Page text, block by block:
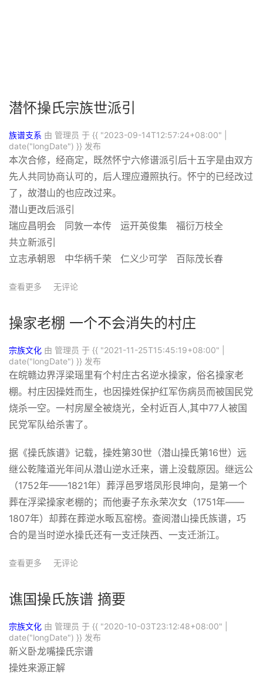
潜怀操氏宗族世派引
族谱支系 由 管理员 于 {{ "2023-09-14T12:57:24+08:00" |
date("longDate") }} 发布
本次合修，经商定，既然怀宁六修谱派引后十五字是由双方
先人共同协商认可的，后人理应遵照执行。怀宁的已经改过
了，故潜山的也应改过来。
潜山更改后派引
瑞应昌明会 同敦一本传 运开英俊集 福衍万枝全
共立新派引
立志承朝恩 中华柄千荣 仁义少可学 百际茂长春
查看更多 无评论
操家老棚 一个不会消失的村庄
宗族文化 由 管理员 于 {{ "2021-11-25T15:45:19+08:00" |
date("longDate") }} 发布
在皖赣边界浮梁瑶里有个村庄古名逆水操家，俗名操家老
棚。村庄因操姓而生，也因操姓保护红军伤病员而被国民党
烧杀一空。一村房屋全被烧光，全村近百人,其中77人被国
民党军队给杀害了。
据《操氏族谱》记载，操姓第30世（潜山操氏第16世）远
继公乾隆道光年间从潜山逆水迁来，谱上没载原因。继远公
（1752年——1821年）葬浮邑罗塔凤形艮坤向，是第一个
葬在浮梁操家老棚的；而他妻子东永荣次女（1751年——
1807年）却葬在葬逆水畈瓦窑榜。查阅潜山操氏族谱，巧
合的是当时逆水操氏还有一支迁陕西、一支迁浙江。
查看更多 无评论
谯国操氏族谱 摘要
宗族文化 由 管理员 于 {{ "2020-10-03T23:12:48+08:00" |
date("longDate") }} 发布
新义卧龙嘴操氏宗谱
操姓来源正解